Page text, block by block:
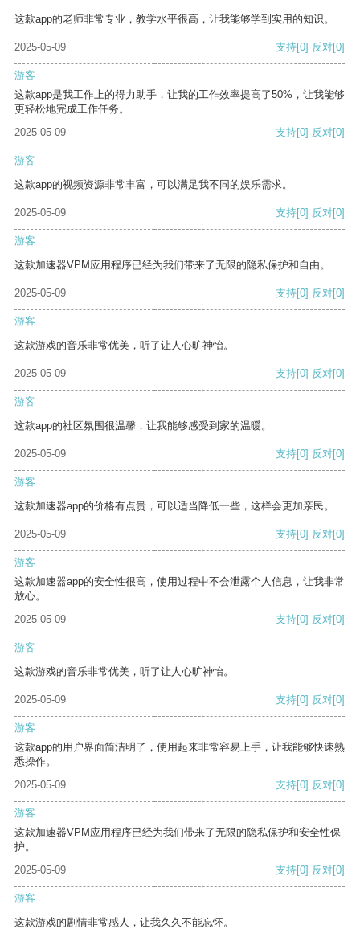
这款app的老师非常专业，教学水平很高，让我能够学到实用的知识。
2025-05-09 支持[0] 反对[0]
游客
这款app是我工作上的得力助手，让我的工作效率提高了50%，让我能够
更轻松地完成工作任务。
2025-05-09
支持[0] 反对[0]
游客
这款app的视频资源非常丰富，可以满足我不同的娱乐需求。
2025-05-09 支持[0] 反对[0]
游客
这款加速器VPM应用程序已经为我们带来了无限的隐私保护和自由。
2025-05-09 支持[0] 反对[0]
游客
这款游戏的音乐非常优美，听了让人心旷神怡。
2025-05-09 支持[0] 反对[0]
游客
这款app的社区氛围很温馨，让我能够感受到家的温暖。
2025-05-09 支持[0] 反对[0]
游客
这款加速器app的价格有点贵，可以适当降低一些，这样会更加亲民。
2025-05-09 支持[0] 反对[0]
游客
这款加速器app的安全性很高，使用过程中不会泄露个人信息，让我非常
放心。
2025-05-09
支持[0] 反对[0]
游客
这款游戏的音乐非常优美，听了让人心旷神怡。
2025-05-09 支持[0] 反对[0]
游客
这款app的用户界面简洁明了，使用起来非常容易上手，让我能够快速熟
悉操作。
2025-05-09
支持[0] 反对[0]
游客
这款加速器VPM应用程序已经为我们带来了无限的隐私保护和安全性保
护。
2025-05-09
支持[0] 反对[0]
游客
这款游戏的剧情非常感人，让我久久不能忘怀。